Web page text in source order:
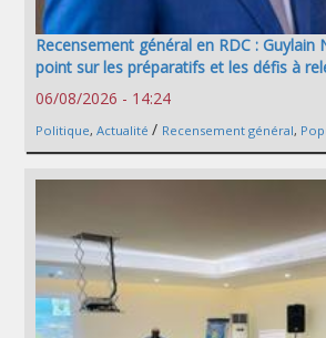
Recensement général en RDC : Guylain
point sur les préparatifs et les défis à
06/08/2026 - 14:24
Politique, Actualité / Recensement général,